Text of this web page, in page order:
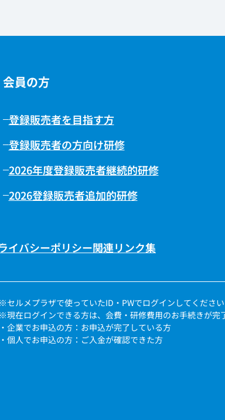
会員の方
登録販売者を目指す方
登録販売者の方向け研修
2026年度登録販売者継続的研修
2026登録販売者追加的研修
イバシーポリシー関連リンク集
※セルメプラザで使っていたID・PWでログインしてください
※現在ログインできる方は、会費・研修費用のお手続きが完
・企業でお申込の方：お申込が完了している方
・個人でお申込の方：ご入金が確認できた方